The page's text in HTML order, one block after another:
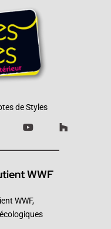
de Styles
WWF
WWF,